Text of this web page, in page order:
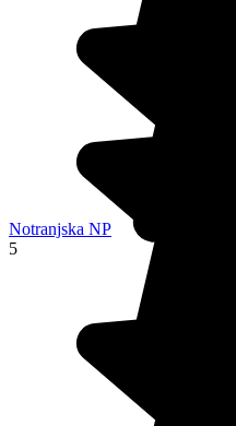
Notranjska NP
5